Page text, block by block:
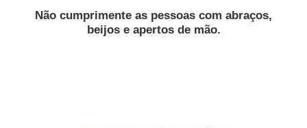
Não cumprimente as pessoas com abraços,
beijos e apertos de mão.